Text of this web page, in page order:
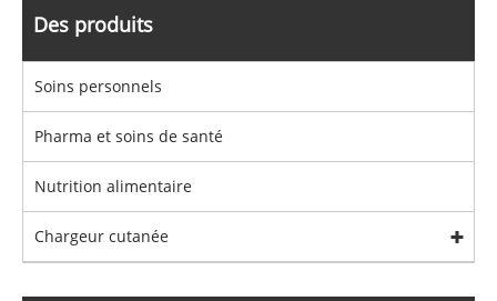
Des produits
Soins personnels
Pharma et soins de santé
Nutrition alimentaire
Chargeur cutanée